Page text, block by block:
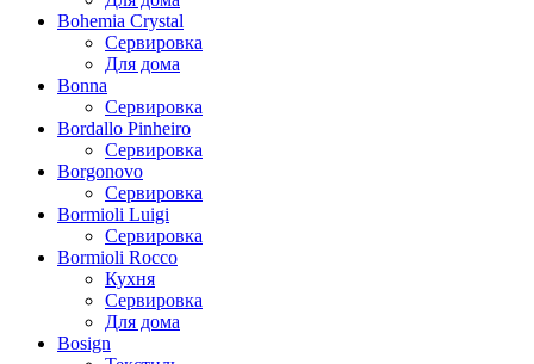
Bohemia Crystal
Сервировка
Для дома
Bonna
Сервировка
Bordallo Pinheiro
Сервировка
Borgonovo
Сервировка
Bormioli Luigi
Сервировка
Bormioli Rocco
Кухня
Сервировка
Для дома
Bosign